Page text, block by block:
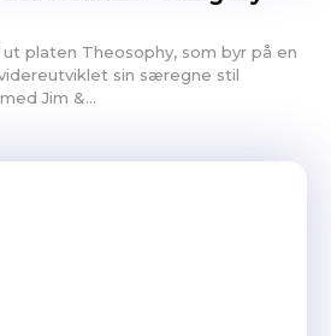
platen Theosophy, som byr på en
sin særegne stil
Jim &...